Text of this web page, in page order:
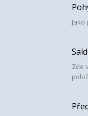
Zde